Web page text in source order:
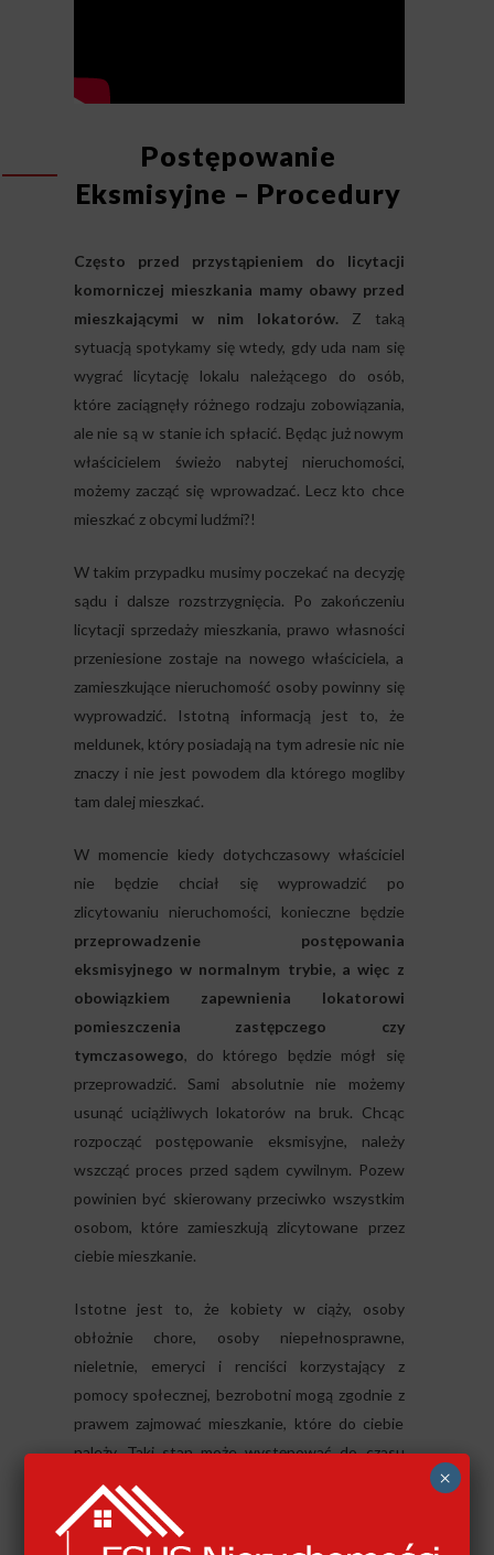
Postępowanie
Eksmisyjne – Procedury
Często przed przystąpieniem do licytacji
komorniczej mieszkania mamy obawy przed
mieszkającymi w nim lokatorów.Z taką
sytuacją spotykamy się wtedy, gdy uda nam się
wygrać licytację lokalu należącego do osób,
które zaciągnęły różnego rodzaju zobowiązania,
ale nie są w stanie ich spłacić. Będąc już nowym
właścicielem świeżo nabytej nieruchomości,
możemy zacząć się wprowadzać. Lecz kto chce
mieszkać z obcymi ludźmi?!
W takim przypadku musimy poczekać na decyzję
sądu i dalsze rozstrzygnięcia. Po zakończeniu
licytacji sprzedaży mieszkania, prawo własności
przeniesione zostaje na nowego właściciela, a
zamieszkujące nieruchomość osoby powinny się
wyprowadzić. Istotną informacją jest to, że
meldunek, który posiadają na tym adresie nic nie
znaczy i nie jest powodem dla którego mogliby
tam dalej mieszkać.
W momencie kiedy dotychczasowy właściciel
nie będzie chciał się wyprowadzić po
zlicytowaniu nieruchomości, konieczne będzie
przeprowadzenie postępowania
eksmisyjnego w normalnym trybie, a więc z
obowiązkiem zapewnienia lokatorowi
pomieszczenia zastępczego czy
tymczasowego, do którego będzie mógł się
przeprowadzić. Sami absolutnie nie możemy
usunąć uciążliwych lokatorów na bruk. Chcąc
rozpocząć postępowanie eksmisyjne, należy
wszcząć proces przed sądem cywilnym. Pozew
powinien być skierowany przeciwko wszystkim
osobom, które zamieszkują zlicytowane przez
ciebie mieszkanie.
Istotne jest to, że kobiety w ciąży, osoby
obłożnie chore, osoby niepełnosprawne,
nieletnie, emeryci i renciści korzystający z
pomocy społecznej, bezrobotni mogą zgodnie z
prawem zajmować mieszkanie, które do ciebie
należy. Taki stan może występować do czasu
udostępnienia im przez gminę lokalu socjalnego.
Niestety, w najgorszym wypadku taka sytuacja
może trwać latami i wiele czynników jest
×